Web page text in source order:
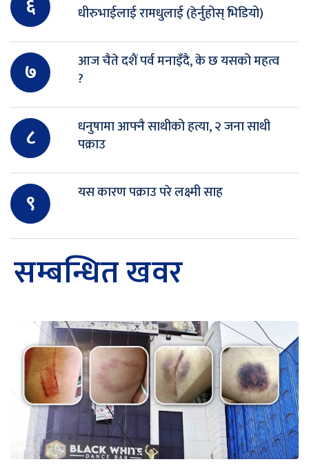
धीरुभाईलाई रामधुलाई (हेर्नुहोस् भिडियो)
७
आज चैते दशैं पर्व मनाइँदै, के छ यसको महत्व
?
८
धनुषामा आफ्नै साथीको हत्या, २ जना साथी
पक्राउ
९ यस कारण पक्राउ परे लक्ष्मी साह
सम्बन्धित खवर